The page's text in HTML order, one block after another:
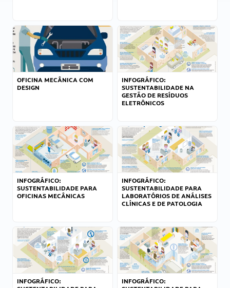
OFICINA MECÂNICA COM
DESIGN
INFOGRÁFICO:
SUSTENTABILIDADE NA
GESTÃO DE RESÍDUOS
ELETRÔNICOS
INFOGRÁFICO:
SUSTENTABILIDADE PARA
OFICINAS MECÂNICAS
INFOGRÁFICO:
SUSTENTABILIDADE PARA
LABORATÓRIOS DE ANÁLISES
CLÍNICAS E DE PATOLOGIA
INFOGRÁFICO:
INFOGRÁFICO: